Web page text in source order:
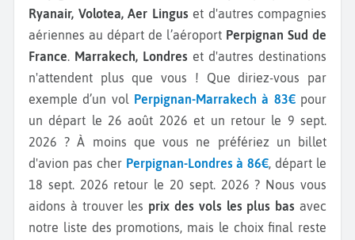
Ryanair, Volotea, Aer Lingus et d'autres compagnies
aériennes au départ de l’aéroport Perpignan Sud de
France. Marrakech, Londres et d'autres destinations
n'attendent plus que vous ! Que diriez-vous par
exemple d’un vol Perpignan-Marrakech à 83€pour
un départ le 26 août 2026 et un retour le 9 sept.
2026 ? À moins que vous ne préfériez un billet
d'avion pas cher Perpignan-Londres à 86€, départ le
18 sept. 2026 retour le 20 sept. 2026 ? Nous vous
aidons à trouver les prix des vols les plus bas avec
notre liste des promotions, mais le choix final reste